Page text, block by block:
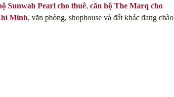
Sunwah Pearl cho thuê, căn hộ The Marq cho
Minh, văn phòng, shophouse và đất khác đang chào